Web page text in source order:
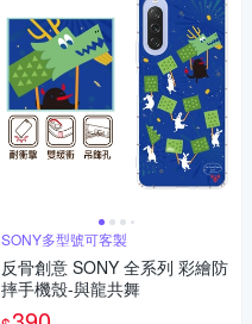
SONY多型號可客製
反骨創意 SONY 全系列 彩繪防
摔手機殼-與龍共舞